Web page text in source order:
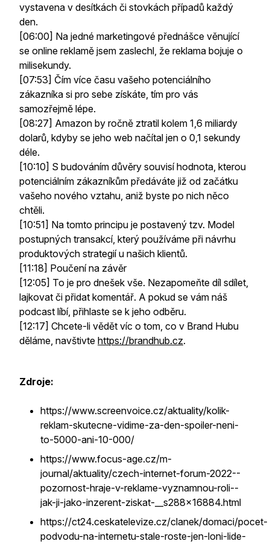
vystavena v desítkách či stovkách případů každý
den.
[06:00] Na jedné marketingové přednášce věnující
se online reklamě jsem zaslechl, že reklama bojuje o
milisekundy.
[07:53] Čím více času vašeho potenciálního
zákazníka si pro sebe získáte, tím pro vás
samozřejmě lépe.
[08:27] Amazon by ročně ztratil kolem 1,6 miliardy
dolarů, kdyby se jeho web načítal jen o 0,1 sekundy
déle.
[10:10] S budováním důvěry souvisí hodnota, kterou
potenciálním zákazníkům předáváte již od začátku
vašeho nového vztahu, aniž byste po nich něco
chtěli.
[10:51] Na tomto principu je postavený tzv. Model
postupných transakcí, který používáme při návrhu
produktových strategií u našich klientů.
[11:18] Poučení na závěr
[12:05] To je pro dnešek vše. Nezapomeňte díl sdílet,
lajkovat či přidat komentář. A pokud se vám náš
podcast líbí, přihlaste se k jeho odběru.
[12:17] Chcete-li vědět víc o tom, co v Brand Hubu
děláme, navštivte https://brandhub.cz.
Zdroje:
https://www.screenvoice.cz/aktuality/kolik-
reklam-skutecne-vidime-za-den-spoiler-neni-
to-5000-ani-10-000/
https://www.focus-age.cz/m-
journal/aktuality/czech-internet-forum-2022--
pozornost-hraje-v-reklame-vyznamnou-roli--
jak-ji-jako-inzerent-ziskat-__s288x16884.html
https://ct24.ceskatelevize.cz/clanek/domaci/pocet-
podvodu-na-internetu-stale-roste-jen-loni-lide-